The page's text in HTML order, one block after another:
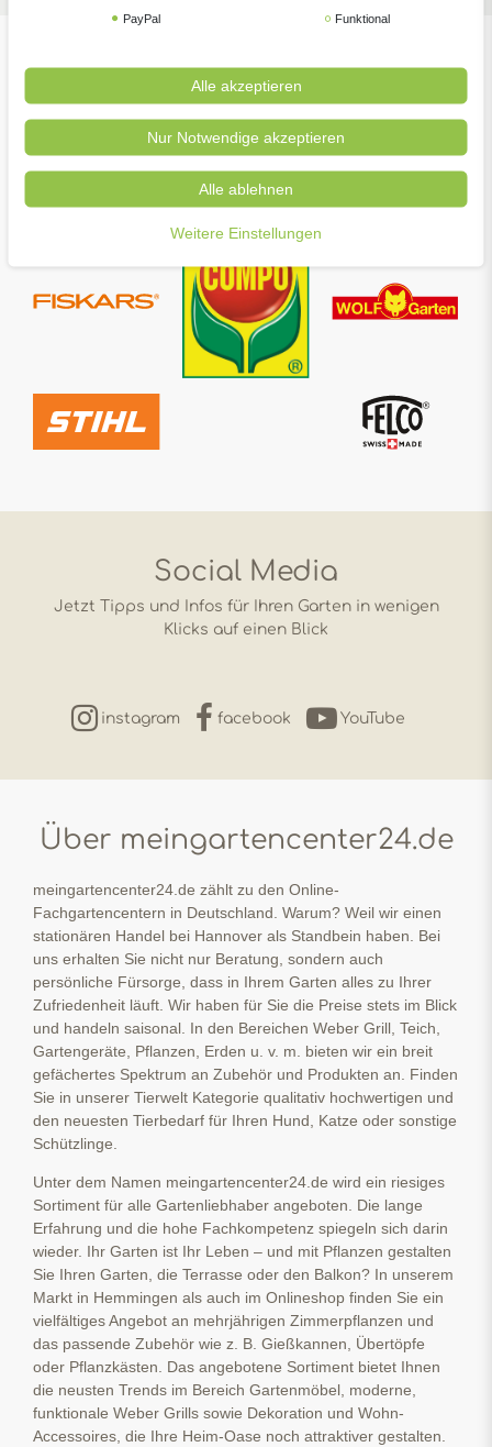
Unsere beliebtesten Marken
Social Media
Jetzt Tipps und Infos für Ihren Garten in wenigen
Klicks auf einen Blick
instagram facebook YouTube
Über meingartencenter24.de
meingartencenter24.de zählt zu den Online-
Fachgartencentern in Deutschland. Warum? Weil wir einen
stationären Handel bei Hannover als Standbein haben. Bei
uns erhalten Sie nicht nur Beratung, sondern auch
persönliche Fürsorge, dass in Ihrem Garten alles zu Ihrer
Zufriedenheit läuft. Wir haben für Sie die Preise stets im Blick
und handeln saisonal. In den Bereichen Weber Grill, Teich,
Gartengeräte, Pflanzen, Erden u. v. m. bieten wir ein breit
gefächertes Spektrum an Zubehör und Produkten an. Finden
Sie in unserer Tierwelt Kategorie qualitativ hochwertigen und
den neuesten Tierbedarf für Ihren Hund, Katze oder sonstige
Schützlinge.
Unter dem Namen meingartencenter24.de wird ein riesiges
Sortiment für alle Gartenliebhaber angeboten. Die lange
Erfahrung und die hohe Fachkompetenz spiegeln sich darin
wieder. Ihr Garten ist Ihr Leben – und mit Pflanzen gestalten
Sie Ihren Garten, die Terrasse oder den Balkon? In unserem
Markt in Hemmingen als auch im Onlineshop finden Sie ein
vielfältiges Angebot an mehrjährigen Zimmerpflanzen und
das passende Zubehör wie z. B. Gießkannen, Übertöpfe
oder Pflanzkästen. Das angebotene Sortiment bietet Ihnen
die neusten Trends im Bereich Gartenmöbel, moderne,
funktionale Weber Grills sowie Dekoration und Wohn-
Accessoires, die Ihre Heim-Oase noch attraktiver gestalten.
PayPal Funktional
Alle akzeptieren
Nur Notwendige akzeptieren
Alle ablehnen
Weitere Einstellungen